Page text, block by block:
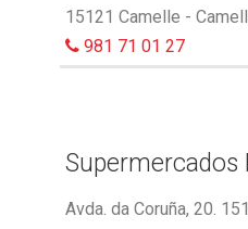
15121 Camelle -
981 71 01 27
Supermercados
Avda. da Coruña, 20.